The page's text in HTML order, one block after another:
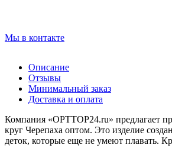
Мы в контакте
Описание
Отзывы
Минимальный заказ
Доставка и оплата
Компания «OPTTOP24.ru» предлагает
круг Черепаха оптом. Это изделие
деток, которые еще не умеют плавать.